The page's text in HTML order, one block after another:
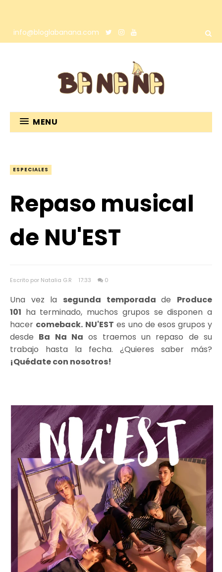
info@bloglabanana.com
MENU
ESPECIALES
Repaso musical
de NU'EST
Escrito por Natalia G.R 17:33 0
Una vez la segunda temporadade Produce
101 ha terminado, muchos grupos se disponen a
hacer comeback. NU'EST es uno de esos grupos y
desde Ba Na Na os traemos un repaso de su
trabajo hasta la fecha. ¿Quieres saber más?
¡Quédate con nosotros!